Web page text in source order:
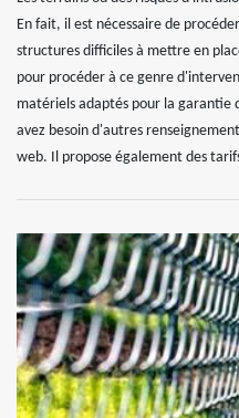
En fait, il est nécessaire de
structures difficiles à mettre en
pour procéder à ce genre
matériels adaptés pour la garantie
avez besoin d'autres
web. Il propose également des